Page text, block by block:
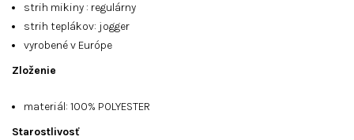
strih mikiny : regulárny
strih teplákov: jogger
vyrobené v Európe
Zloženie
materiál: 100% POLYESTER
Starostlivosť